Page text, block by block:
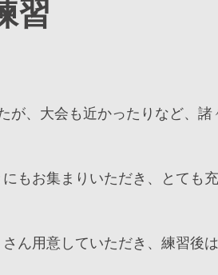
習
が、大会も近かったりなど、諸
もお集まりいただき、とても
ん用意していただき、練習後